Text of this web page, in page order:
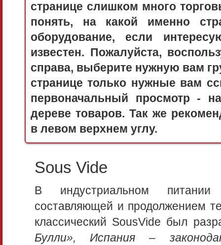
странице слишком много
понять, на какой именно
оборудование, если
известен. Пожалуйста,
справа, выберите нужную вам
странице только нужные вам
первоначальный просмотр -
дереве товаров. Так же
в левом верхнем углу.
Sous Vide
В индустриальном питании
составляющей и продолжением
классический SousVide был
Булли», Испания –